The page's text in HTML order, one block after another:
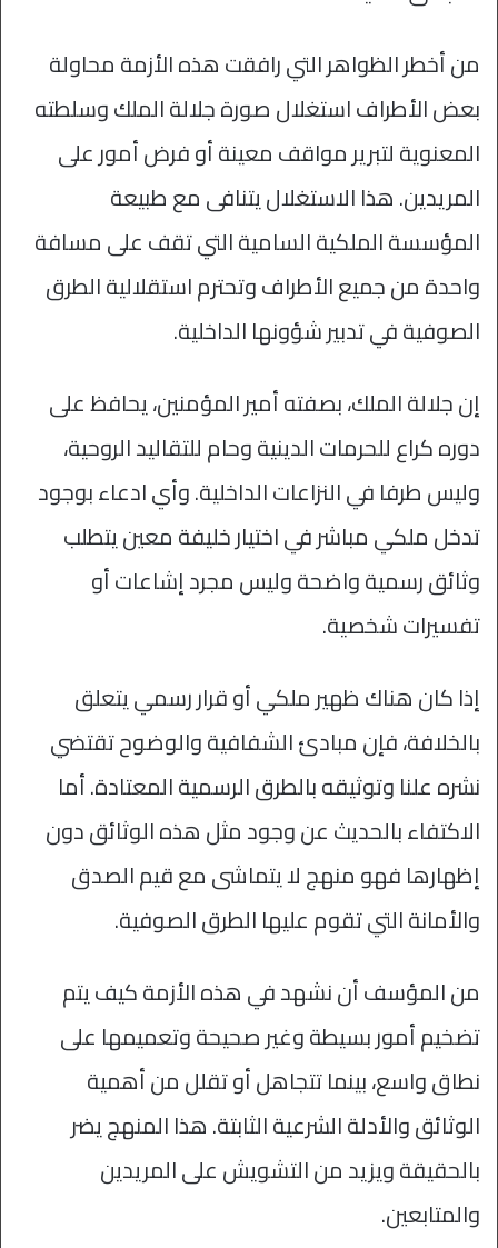
من أخطر الظواهر التي رافقت هذه الأزمة محاولة
بعض الأطراف استغلال صورة جلالة الملك وسلطته
المعنوية لتبرير مواقف معينة أو فرض أمور على
المريدين. هذا الاستغلال يتنافى مع طبيعة
المؤسسة الملكية السامية التي تقف على مسافة
واحدة من جميع الأطراف وتحترم استقلالية الطرق
الصوفية في تدبير شؤونها الداخلية.
إن جلالة الملك، بصفته أمير المؤمنين، يحافظ على
دوره كراع للحرمات الدينية وحام للتقاليد الروحية،
وليس طرفا في النزاعات الداخلية. وأي ادعاء بوجود
تدخل ملكي مباشر في اختيار خليفة معين يتطلب
وثائق رسمية واضحة وليس مجرد إشاعات أو
تفسيرات شخصية.
إذا كان هناك ظهير ملكي أو قرار رسمي يتعلق
بالخلافة، فإن مبادئ الشفافية والوضوح تقتضي
نشره علنا وتوثيقه بالطرق الرسمية المعتادة. أما
الاكتفاء بالحديث عن وجود مثل هذه الوثائق دون
إظهارها فهو منهج لا يتماشى مع قيم الصدق
والأمانة التي تقوم عليها الطرق الصوفية.
من المؤسف أن نشهد في هذه الأزمة كيف يتم
تضخيم أمور بسيطة وغير صحيحة وتعميمها على
نطاق واسع، بينما تتجاهل أو تقلل من أهمية
الوثائق والأدلة الشرعية الثابتة. هذا المنهج يضر
بالحقيقة ويزيد من التشويش على المريدين
والمتابعين.